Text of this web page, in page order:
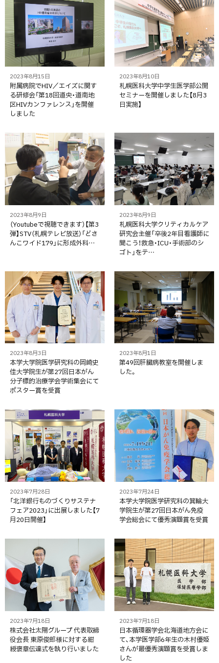
2023年8月15日
附属病院でHIV／エイズに関す
る研修会「第18回道央・道南地
区HIVカンファレンス」を開催
しました
2023年8月10日
札幌医科大学中学生医学部公開
セミナーを開催しました【8月3
日実施】
2023年8月9日
（Youtubeで視聴できます）【第3
弾】STV（札幌テレビ放送）「どさ
んこワイド179」に形成外科…
2023年8月9日
札幌医科大学クリティカルケア
研究会主催「卒後2年目看護師に
聞こう！救急・ICU・手術部のシ
ゴト」をテ…
2023年8月3日
本学大学院医学研究科の岡崎史
佳大学院生が第27回日本がん
分子標的治療学会学術集会にて
ポスター賞を受賞
2023年8月1日
第49回肝臓病教室を開催しま
した。
2023年7月28日
「北洋銀行ものづくりサステナ
フェア2023」に出展しました【7
月20日開催】
2023年7月24日
本学大学院医学研究科の箕輪大
学院生が第27回日本がん免疫
学会総会にて優秀演題賞を受賞
2023年7月18日
株式会社太陽グループ 代表取締
役会長 東原俊郎様に対する紺
綬褒章伝達式を執り行いました
2023年7月18日
日本循環器学会北海道地方会に
て、本学医学部6年生の木村優姫
さんが最優秀演題賞を受賞しま
した